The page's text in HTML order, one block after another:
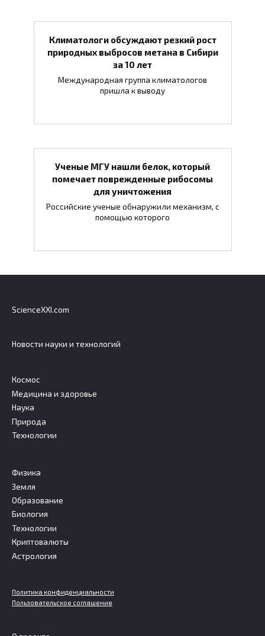
Климатологи обсуждают резкий рост
природных выбросов метана в Сибири
за 10 лет
Международная группа климатологов
пришла к выводу
Ученые МГУ нашли белок, который
помечает поврежденные рибосомы
для уничтожения
Российские ученые обнаружили механизм, с
помощью которого
ScienceXXI.com
Новости науки и технологий
Космос
Медицина и здоровье
Наука
Природа
Технологии
Физика
Земля
Образование
Биология
Технологии
Криптовалюты
Астрология
Политика конфиденциальности
Пользовательское соглашение